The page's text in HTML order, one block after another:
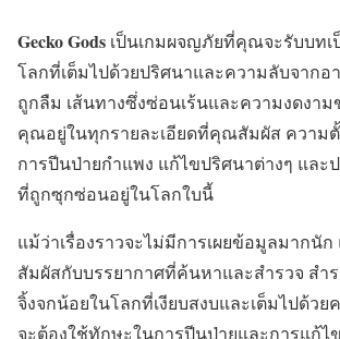
Gecko Gods เป็นเกมผจญภัยที่คุณจะรับบทเ
โลกที่เต็มไปด้วยปริศนาและความลับจากอ
ถูกลืม เส้นทางซึ่งซ่อนเร้นและความงดงา
คุณอยู่ในทุกรายละเอียดที่คุณสัมผัส ความ
การปีนป่ายกำแพง แก้ไขปริศนาต่างๆ และ
ที่ถูกซุกซ่อนอยู่ในโลกใบนี้
แม้ว่าเรื่องราวจะไม่มีการเผยข้อมูลมากนั
สัมผัสกับบรรยากาศที่ค้นหาและสำรวจ สำ
จิ้งจกน้อยในโลกที่เงียบสงบและเต็มไปด้ว
จะต้องใช้ทักษะในการปีนป่ายและการแก้